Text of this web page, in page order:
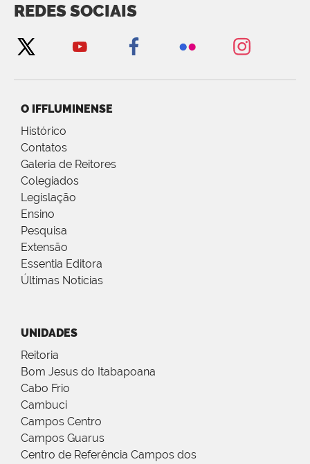
REDES SOCIAIS
O IFFLUMINENSE
Histórico
Contatos
Galeria de Reitores
Colegiados
Legislação
Ensino
Pesquisa
Extensão
Essentia Editora
Últimas Notícias
UNIDADES
Reitoria
Bom Jesus do Itabapoana
Cabo Frio
Cambuci
Campos Centro
Campos Guarus
Centro de Referência Campos dos